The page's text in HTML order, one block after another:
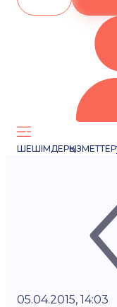
ШЕШІМДЕРҚЫЗМЕТТЕР
05.04.2015, 14:03